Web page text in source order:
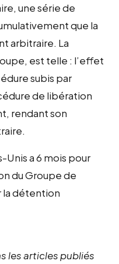
une série de
que la
arbitraire. La
est telle : l’effet
subis par
de libération
rendant son
a 6 mois pour
du Groupe de
la détention
les articles publiés